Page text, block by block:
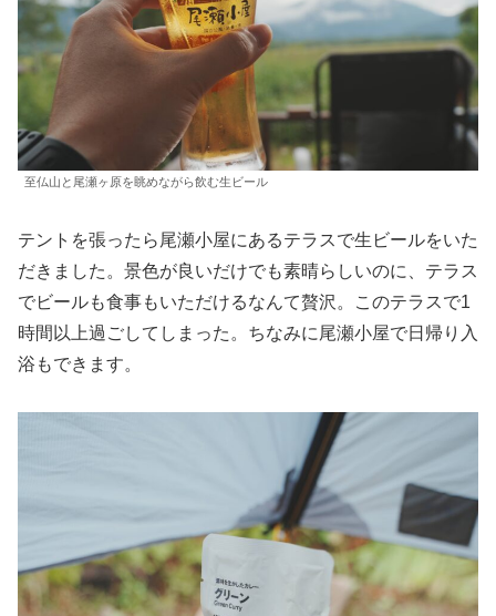
至仏山と尾瀬ヶ原を眺めながら飲む生ビール
テントを張ったら尾瀬小屋にあるテラスで生ビールをいた
だきました。景色が良いだけでも素晴らしいのに、テラス
でビールも食事もいただけるなんて贅沢。このテラスで1
時間以上過ごしてしまった。ちなみに尾瀬小屋で日帰り入
浴もできます。